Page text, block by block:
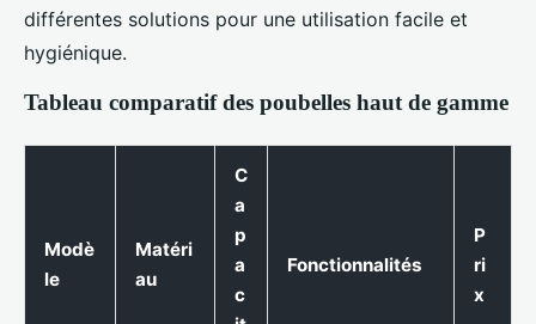
différentes solutions pour une utilisation facile et
hygiénique.
Tableau comparatif des poubelles haut de gamme
Modè
le
Matéri
au
C
a
p
a
c
Fonctionnalités
P
ri
x